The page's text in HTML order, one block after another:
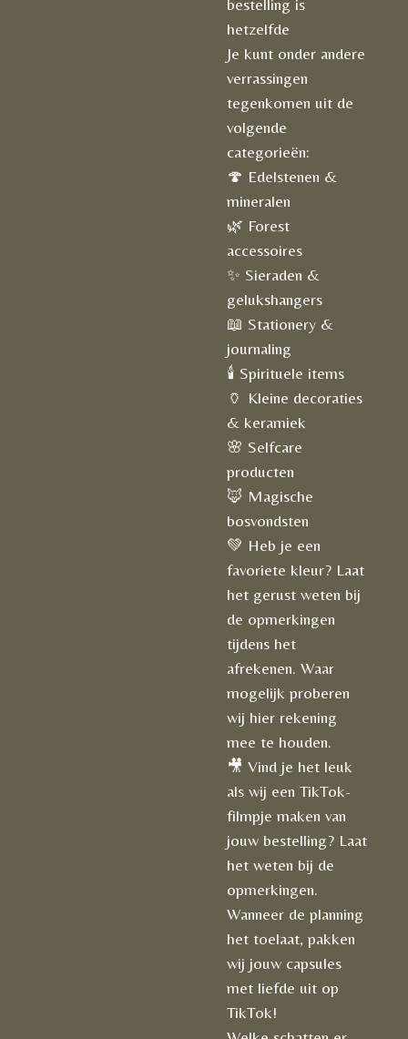
bestelling is
hetzelfde
Je kunt onder andere
verrassingen
tegenkomen uit de
volgende
categorieën:
🍄 Edelstenen &
mineralen
🌿 Forest
accessoires
✨ Sieraden &
gelukshangers
📖 Stationery &
journaling
🕯️ Spirituele items
🏺 Kleine decoraties
& keramiek
🌸 Selfcare
producten
🦊 Magische
bosvondsten
💚 Heb je een
favoriete kleur? Laat
het gerust weten bij
de opmerkingen
tijdens het
afrekenen. Waar
mogelijk proberen
wij hier rekening
mee te houden.
🎥 Vind je het leuk
als wij een TikTok-
filmpje maken van
jouw bestelling? Laat
het weten bij de
opmerkingen.
Wanneer de planning
het toelaat, pakken
wij jouw capsules
met liefde uit op
TikTok!